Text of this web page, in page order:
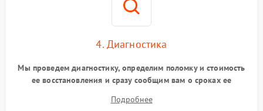
4. Диагностика
Мы проведем диагностику, определим поломку и стоимость
ее восстановления и сразу сообщим вам о сроках ее
Подробнее